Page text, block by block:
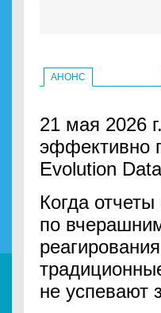
АНОНС
21 мая 2026
эффективно
Evolution
Когда
по
не успевают